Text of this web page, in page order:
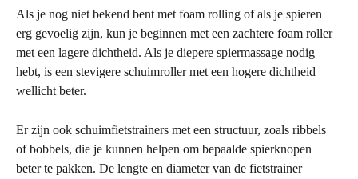
Als je nog niet bekend bent met foam rolling of als je spieren
erg gevoelig zijn, kun je beginnen met een zachtere foam roller
met een lagere dichtheid. Als je diepere spiermassage nodig
hebt, is een stevigere schuimroller met een hogere dichtheid
wellicht beter.
Er zijn ook schuimfietstrainers met een structuur, zoals ribbels
of bobbels, die je kunnen helpen om bepaalde spierknopen
beter te pakken. De lengte en diameter van de fietstrainer